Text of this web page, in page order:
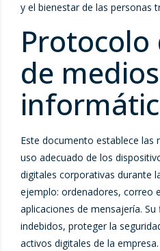
y el bienestar de las personas
Protocolo
de medios
Este documento establece las
uso adecuado de los
digitales corporativas durante
ejemplo: ordenadores, correo
aplicaciones de mensajería.
indebidos, proteger la
activos digitales de la